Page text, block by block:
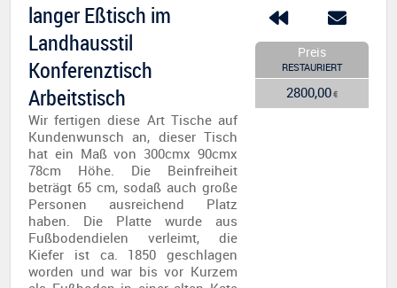
Preis
RESTAURIERT
2800,00€
langer Eßtisch im
Landhausstil
Konferenztisch
Arbeitstisch
Wir fertigen diese Art Tische auf
Kundenwunsch an, dieser Tisch
hat ein Maß von 300cmx 90cmx
78cm Höhe. Die Beinfreiheit
beträgt 65 cm, sodaß auch große
Personen ausreichend Platz
haben. Die Platte wurde aus
Fußbodendielen verleimt, die
Kiefer ist ca. 1850 geschlagen
worden und war bis vor Kurzem